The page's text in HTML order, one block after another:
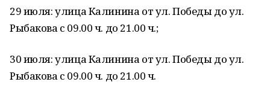
29 июля: улица Калинина от ул. Победы до ул.
Рыбакова с 09.00 ч. до 21.00 ч.;
30 июля: улица Калинина от ул. Победы до ул.
Рыбакова с 09.00 ч. до 21.00 ч.